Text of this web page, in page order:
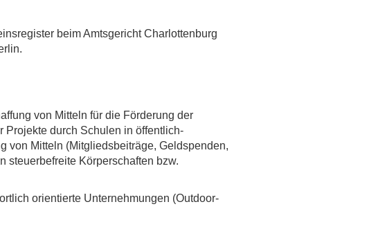
beim Amtsgericht Charlottenburg
von Mitteln für die Förderung der
durch Schulen in öffentlich-
von Mitteln (Mitgliedsbeiträge, Geldspenden,
steuerbefreite Körperschaften bzw.
orientierte Unternehmungen (Outdoor-